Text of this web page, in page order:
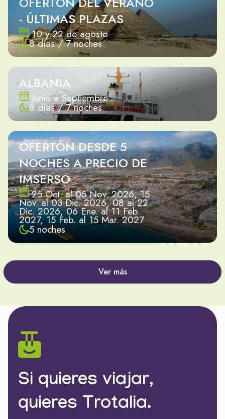
- ÚLTIMAS PLAZAS
10 y 22 de agosto
8 días / 7 noches
ALBANIA
Junio a Septiembre
8 días / 7 noches
OFERTÓN DESDE 5
NOCHES A PRECIO DE
IMSERSO
25 Oct. al 05 Nov. 2026, 15
Nov. al 03 Dic. 2026, 08 al 22
Dic. 2026, 06 Ene. al 11 Feb.
2027, 15 Feb. al 15 Mar. 2027
5 noches
Ver más
Si quieres viajar,
quieres Trotalia.